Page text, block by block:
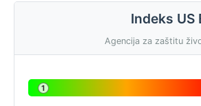
Indeks US
Agencija za zaštitu
1